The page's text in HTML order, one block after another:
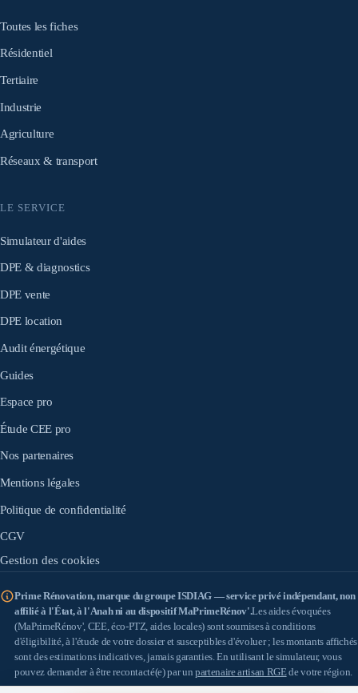
Toutes les fiches
Résidentiel
Tertiaire
Industrie
Agriculture
Réseaux & transport
LE SERVICE
Simulateur d'aides
DPE & diagnostics
DPE vente
DPE location
Audit énergétique
Guides
Espace pro
Étude CEE pro
Nos partenaires
Mentions légales
Politique de confidentialité
CGV
Gestion des cookies
Prime Rénovation, marque du groupe ISDIAG — service privé indépendant, non
affilié à l'État, à l'Anah ni au dispositif MaPrimeRénov'.Les aides évoquées
(MaPrimeRénov', CEE, éco-PTZ, aides locales) sont soumises à conditions
d'éligibilité, à l'étude de votre dossier et susceptibles d'évoluer ; les montants affichés
sont des estimations indicatives, jamais garanties. En utilisant le simulateur, vous
pouvez demander à être recontacté(e) par un partenaire artisan RGEde votre région.